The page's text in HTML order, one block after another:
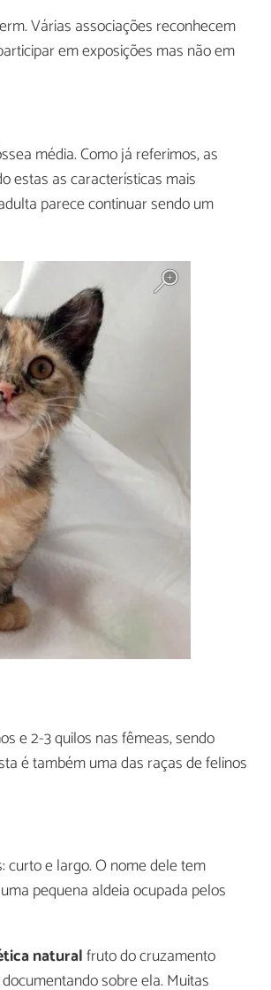
Várias associações reconhecem
em exposições mas não em
média. Como já referimos, as
estas as características mais
parece continuar sendo um
e 2-3 quilos nas fêmeas, sendo
é também uma das raças de felinos
curto e largo. O nome dele tem
pequena aldeia ocupada pelos
naturalfruto do cruzamento
sobre ela. Muitas